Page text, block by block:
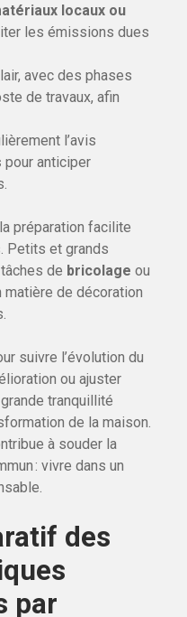
locaux ou
les émissions dues
avec des phases
de travaux, afin
l’avis
pour anticiper
préparation facilite
Petits et grands
de bricolage ou
de décoration
suivre l’évolution du
ou ajuster
tranquillité
de la maison.
à souder la
: vivre dans un
des
par